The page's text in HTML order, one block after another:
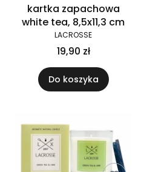
kartka zapachowa
white tea, 8,5x11,3 cm
LACROSSE
19,90 zł
Do koszyka